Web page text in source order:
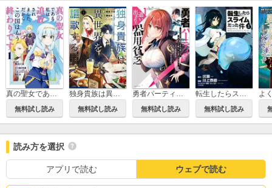
無料試し読み 無料試し読み 無料試し読み 無料試し読み
読み方を選択
アプリで読む ウェブで読む